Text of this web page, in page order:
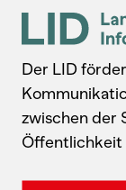
Der LID
zwischen der
Öffentlichkeit